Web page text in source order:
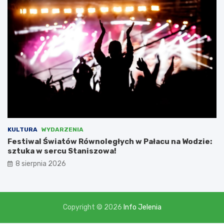
m
o
t
a
c
j
ę
y
KULTURA WYDARZENIA
Festiwal Światów Równoległych w Pałacu na Wodzie:
sztuka w sercu Staniszowa!
8 sierpnia 2026
Copyright © 2026 Info Jelenia